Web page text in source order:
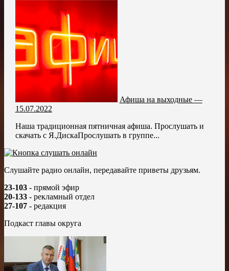
Афиша на выходные —
15.07.2022
Наша традиционная пятничная афиша. Прослушать и
скачать с Я.ДискаПрослушать в группе...
Слушайте радио онлайн, передавайте приветы друзьям.
23-103 - прямой эфир
20-133 - рекламный отдел
27-107 - редакция
Подкаст главы округа